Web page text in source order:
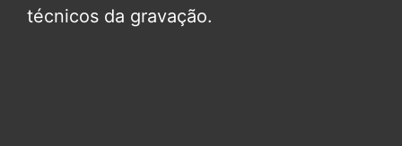
técnicos da gravação.